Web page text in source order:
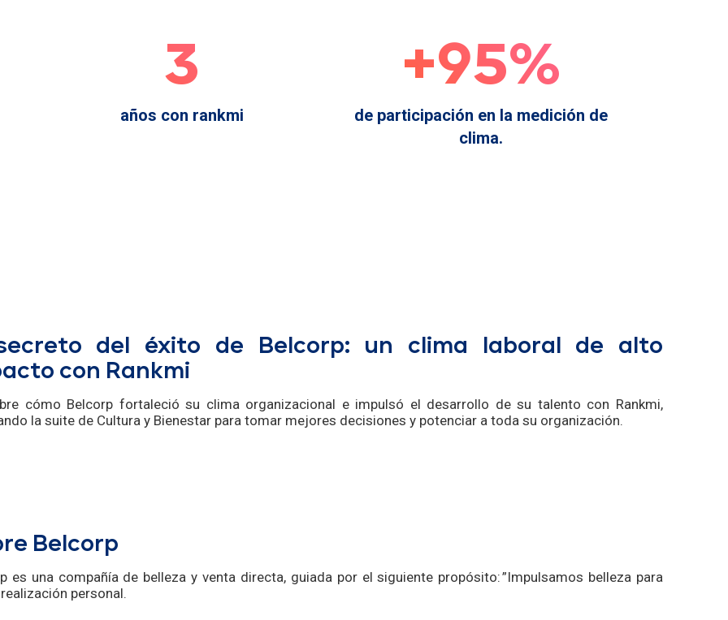
3
años con rankmi
+95%
de participación en la medición de
clima.
y resumen del caso
del éxito de Belcorp: un clima laboral de alto
con Rankmi
cómo Belcorp fortaleció su clima organizacional e impulsó el desarrollo de su talento con Rankmi,
la suite de Cultura y Bienestar para tomar mejores decisiones y potenciar a toda su organización.
Belcorp
es una compañía de belleza y venta directa, guiada por el siguiente propósito: ”Impulsamos belleza para
personal.